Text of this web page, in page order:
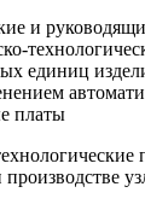
и
единиц
платы